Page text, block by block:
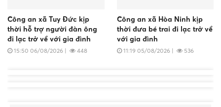
Công an xã Tuy Đức kịp
thời hỗ trợ người đàn ông
đi lạc trở về với gia đình
15:50 06/08/2026 | 448
Công an xã Hòa Ninh kịp
thời đưa bé trai đi lạc trở về
với gia đình
11:19 05/08/2026| 536